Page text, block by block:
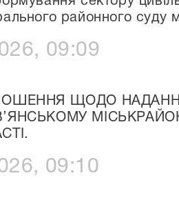
районного суду
09:09
ЩОДО
09:10